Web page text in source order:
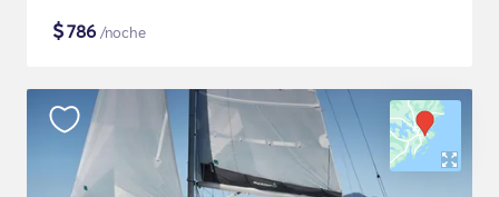
$786 /noche